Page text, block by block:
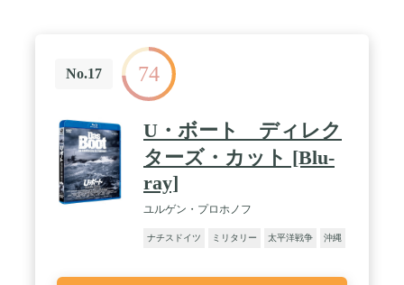
No.17 74
U・ボート ディレク
ターズ・カット [Blu-
ray]
ユルゲン・プロホノフ
ナチスドイツ ミリタリー 太平洋戦争 沖縄